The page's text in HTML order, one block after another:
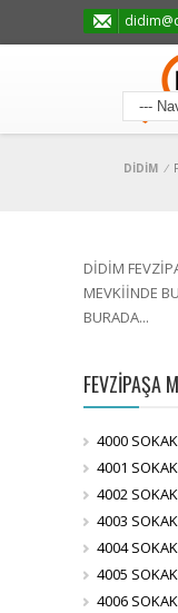
DİDİM /
DİDİM
MEVKİİNDE
BURADA...
FEVZİPAŞA
4000 SOKAK
4001 SOKAK
4002 SOKAK
4003 SOKAK
4004 SOKAK
4005 SOKAK
4006 SOKAK